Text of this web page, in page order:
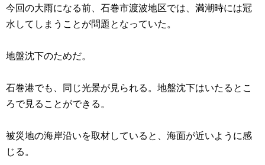
今回の大雨になる前、石巻市渡波地区では、満潮時には冠
水してしまうことが問題となっていた。
地盤沈下のためだ。
石巻港でも、同じ光景が見られる。地盤沈下はいたるとこ
ろで見ることができる。
被災地の海岸沿いを取材していると、海面が近いように感
じる。